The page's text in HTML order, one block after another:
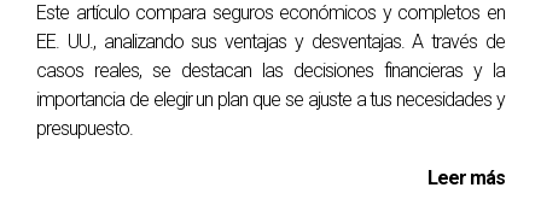
¿Cuál es la principal diferencia entre HMO y
PPO?
La principal diferencia radica en el acceso a proveedores;
los HMO requieren un médico primario para coordinar la
atención mientras que los PPO permiten mayor libertad al
Este artículo compara seguros económicos y completos en
EE. UU., analizando sus ventajas y desventajas. A través de
casos reales, se destacan las decisiones financieras y la
importancia de elegir un plan que se ajuste a tus necesidades y
presupuesto.
Leer más